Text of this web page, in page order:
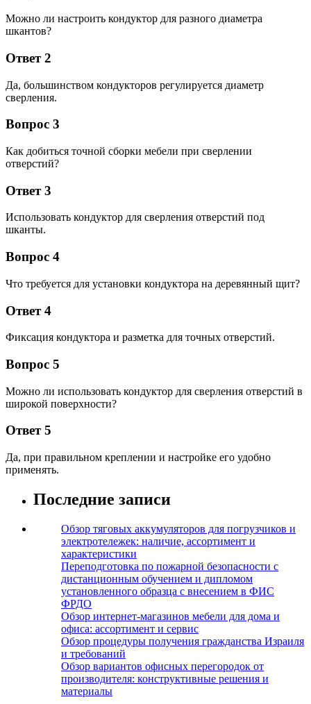
Можно ли настроить кондуктор для разного диаметра
шкантов?
Ответ 2
Да, большинством кондукторов регулируется диаметр
сверления.
Вопрос 3
Как добиться точной сборки мебели при сверлении
отверстий?
Ответ 3
Использовать кондуктор для сверления отверстий под
шканты.
Вопрос 4
Что требуется для установки кондуктора на деревянный щит?
Ответ 4
Фиксация кондуктора и разметка для точных отверстий.
Вопрос 5
Можно ли использовать кондуктор для сверления отверстий в
широкой поверхности?
Ответ 5
Да, при правильном креплении и настройке его удобно
применять.
Последние записи
Обзор тяговых аккумуляторов для погрузчиков и
электротележек: наличие, ассортимент и
характеристики
Переподготовка по пожарной безопасности с
дистанционным обучением и дипломом
установленного образца с внесением в ФИС
ФРДО
Обзор интернет-магазинов мебели для дома и
офиса: ассортимент и сервис
Обзор процедуры получения гражданства Израиля
и требований
Обзор вариантов офисных перегородок от
производителя: конструктивные решения и
материалы